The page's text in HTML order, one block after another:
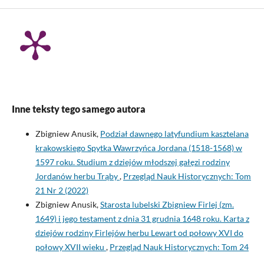
Inne teksty tego samego autora
Zbigniew Anusik, Podział dawnego latyfundium kasztelana
krakowskiego Spytka Wawrzyńca Jordana (1518-1568) w
1597 roku. Studium z dziejów młodszej gałęzi rodziny
Jordanów herbu Trąby, Przegląd Nauk Historycznych: Tom
21 Nr 2 (2022)
Zbigniew Anusik,Starosta lubelski Zbigniew Firlej (zm.
1649) i jego testament z dnia 31 grudnia 1648 roku. Karta z
dziejów rodziny Firlejów herbu Lewart od połowy XVI do
połowy XVII wieku , Przegląd Nauk Historycznych: Tom 24